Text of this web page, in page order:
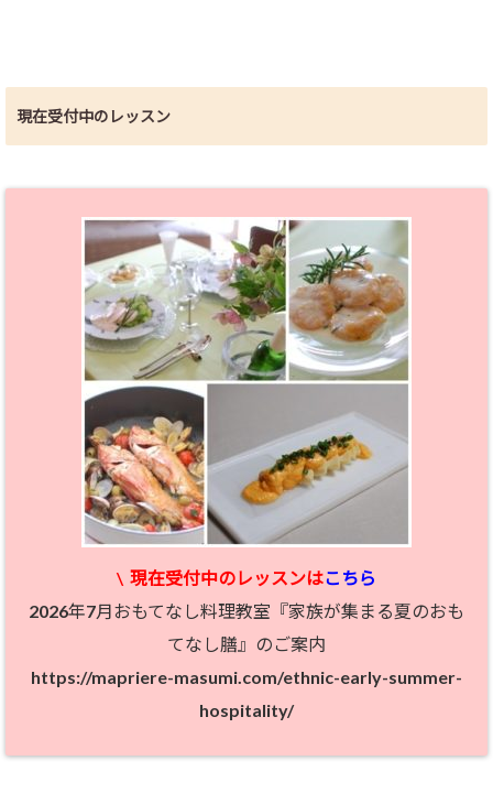
現在受付中のレッスン
\ 現在受付中のレッスンはこちら
2026年7月おもてなし料理教室『家族が集まる夏のおも
てなし膳』のご案内
https://mapriere-masumi.com/ethnic-early-summer-
hospitality/